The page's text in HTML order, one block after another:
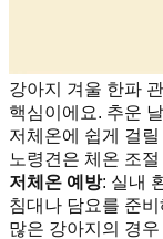
강아지 겨울 한파
핵심이에요. 추운
저체온에 쉽게 걸
노령견은 체온 조
저체온 예방: 실내
침대나 담요를 준
많은 강아지의 경